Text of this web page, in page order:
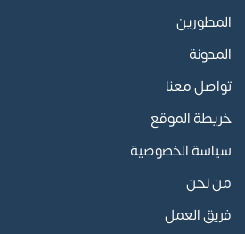
المطورين
المدونة
تواصل معنا
خريطة الموقع
سياسة الخصوصية
من نحن
فريق العمل